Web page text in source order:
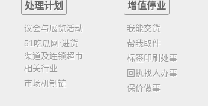
处理计划
议会与展览活动
51吃瓜网:进货
渠道及连锁超市
相关行业
市场机制链
增值停业
我能交货
帮我取件
标签印刷处事
回执找人办事
保价做事